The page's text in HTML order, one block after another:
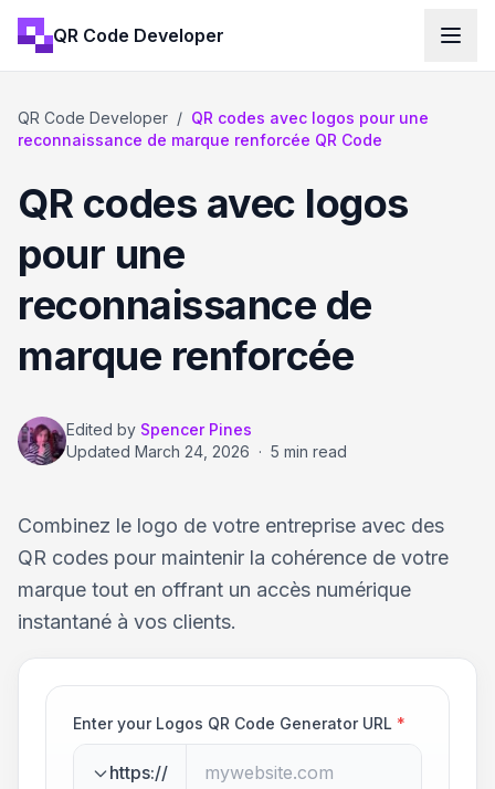
QR Code Developer
QR Code Developer / QR codes avec logos pour une
reconnaissance de marque renforcée QR Code
QR codes avec logos
pour une
reconnaissance de
marque renforcée
Edited by Spencer Pines
Updated March 24, 2026 · 5 min read
Combinez le logo de votre entreprise avec des
QR codes pour maintenir la cohérence de votre
marque tout en offrant un accès numérique
instantané à vos clients.
Enter your Logos QR Code Generator URL *
https://